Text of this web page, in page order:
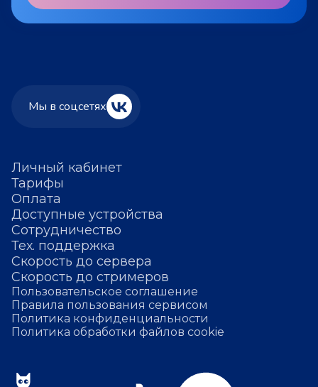
Личный кабинет
Тарифы
Оплата
Доступные устройства
Сотрудничество
Тех. поддержка
Скорость до сервера
Скорость до стримеров
Пользовательское соглашение
Правила пользования сервисом
Политика конфиденциальности
Политика обработки файлов cookie
Мы в соцсетях